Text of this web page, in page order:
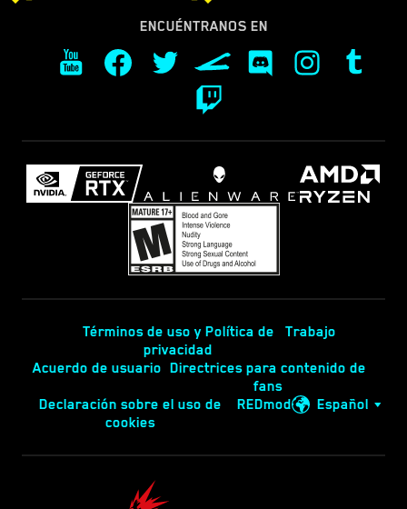
ENCUÉNTRANOS EN
Términos de uso y Política de
privacidad
Trabajo
Acuerdo de usuario
Directrices para contenido de
fans
Declaración sobre el uso de
cookies
REDmod Español